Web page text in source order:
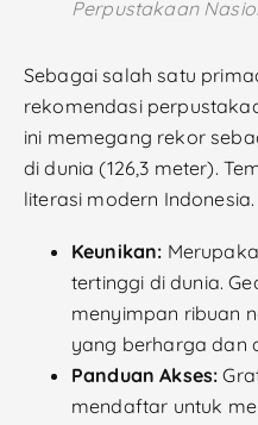
Perpustakaan
Sebagai salah satu
rekomendasi
ini memegang rekor
di dunia (126,3 meter).
literasi modern Indonesia.
Keunikan:
tertinggi di dunia.
menyimpan ribuan
yang berharga dan
Panduan Akses:
mendaftar untuk